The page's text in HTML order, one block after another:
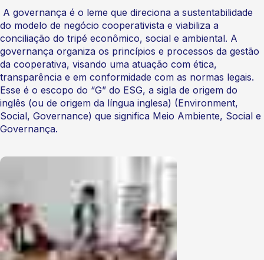
A governança é o leme que direciona a sustentabilidade
do modelo de negócio cooperativista e viabiliza a
conciliação do tripé econômico, social e ambiental. A
governança organiza os princípios e processos da gestão
da cooperativa, visando uma atuação com ética,
transparência e em conformidade com as normas legais.
Esse é o escopo do “G” do ESG, a sigla de origem do
inglês (ou de origem da língua inglesa) (Environment,
Social, Governance) que significa Meio Ambiente, Social e
Governança.